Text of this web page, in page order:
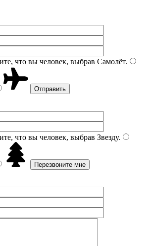
что вы человек, выбрав Самолёт.
что вы человек, выбрав Звезду.